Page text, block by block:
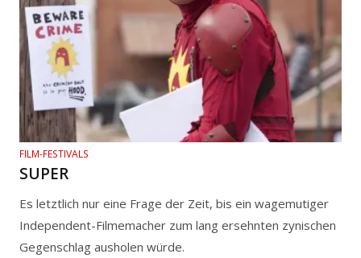
FILM-FESTIVALS
SUPER
Es letztlich nur eine Frage der Zeit, bis ein wagemutiger
Independent-Filmemacher zum lang ersehnten zynischen
Gegenschlag ausholen würde.